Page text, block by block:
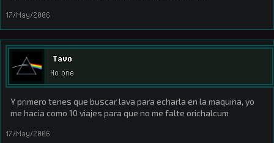
17/May/2006
Tavo
No one
Y primero tenes que buscar lava para echarla en la maquina, yo
me hacia como 10 viajes para que no me falte orichalcum
17/May/2006